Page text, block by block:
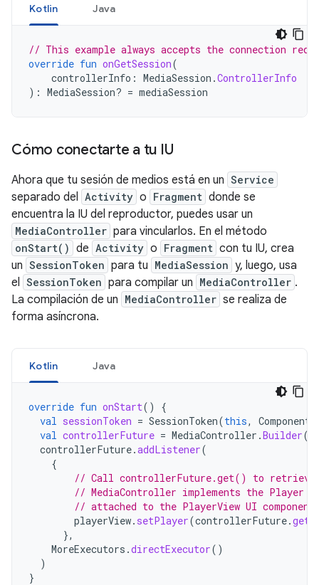
Kotlin Java
// This example always accepts the connection
override fun onGetSession(
controllerInfo : MediaSession .ControllerInfo
): MediaSession? = mediaSession
Cómo conectarte a tu IU
Ahora que tu sesión de medios está en un Service
separado del Activity o Fragment donde se
encuentra la IU del reproductor, puedes usar un
MediaController para vincularlos. En el método
onStart() de Activity o Fragment con tu IU, crea
un SessionToken para tu MediaSession y, luego, usa
el SessionToken para compilar un MediaController .
La compilación de un MediaController se realiza de
forma asíncrona.
Kotlin Java
override fun onStart()
{
val sessionToken = SessionToken(this,
val controllerFuture = MediaController .Builder(
controllerFuture.addListener(
{
// Call controllerFuture.get() to retrieve
// MediaController implements the Player
// attached to the PlayerView UI
playerView. setPlayer(controllerFuture.get
},
MoreExecutors .directExecutor()
)
}